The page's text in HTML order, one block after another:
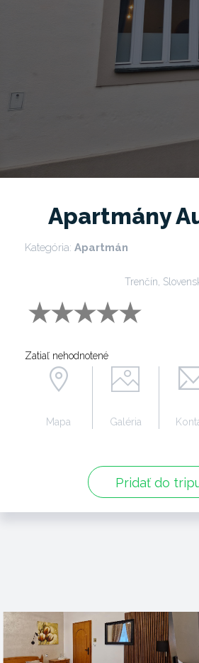
Apartmány
Kategória: Apartmán
Trenčín,
Zatiaľ nehodnotené
Pridať do
Mapa Galéria